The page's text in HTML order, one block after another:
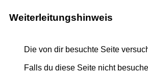
Weiterleitungshinweis
Die von dir besuchte Seite
Falls du diese Seite nicht